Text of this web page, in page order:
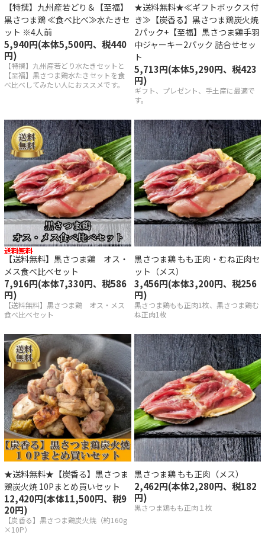
【特撰】九州産若どり＆【至福】
黒さつま鶏 ≪食べ比べ≫水たきセ
ット ※4人前
5,940円(本体5,500円、税440
円)
【特撰】九州産若どり水たきセットと
【至福】黒さつま鶏水たきセットを食
べ比べしてみたい人におススメです。
★送料無料★≪ギフトボックス付
き≫【炭香る】黒さつま鶏炭火焼
2パック+【至福】黒さつま鶏手羽
中ジャーキー2パック 詰合せセッ
ト
5,713円(本体5,290円、税423
円)
ギフト、プレゼント、手土産に最適で
す。
【送料無料】黒さつま鶏 オス・
メス食べ比べセット
7,916円(本体7,330円、税586
円)
【送料無料】黒さつま鶏 オス・メス
食べ比べセット
黒さつま鶏 もも正肉・むね正肉セ
ット（メス）
3,456円(本体3,200円、税256
円)
黒さつま鶏もも正肉1枚、黒さつま鶏む
ね正肉1枚
★送料無料★【炭香る】黒さつま
鶏炭火焼 10Pまとめ買いセット
12,420円(本体11,500円、税9
20円)
【炭香る】黒さつま鶏炭火焼（約160g
×10P）
黒さつま鶏 もも正肉（メス）
2,462円(本体2,280円、税182
円)
黒さつま鶏もも正肉１枚